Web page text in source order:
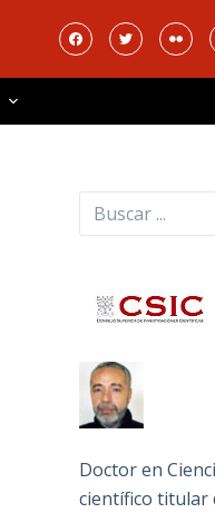
Buscar
Doctor en
científico titular